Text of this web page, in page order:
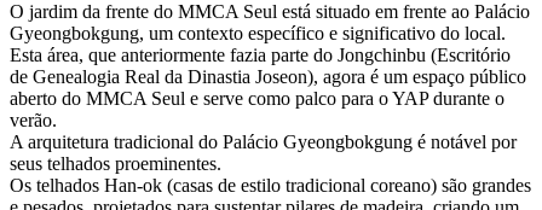
O jardim da frente do MMCA Seul está situado em frente ao Palácio
Gyeongbokgung, um contexto específico e significativo do local.
Esta área, que anteriormente fazia parte do Jongchinbu (Escritório
de Genealogia Real da Dinastia Joseon), agora é um espaço público
aberto do MMCA Seul e serve como palco para o YAP durante o
verão.
A arquitetura tradicional do Palácio Gyeongbokgung é notável por
seus telhados proeminentes.
Os telhados Han-ok (casas de estilo tradicional coreano) são grandes